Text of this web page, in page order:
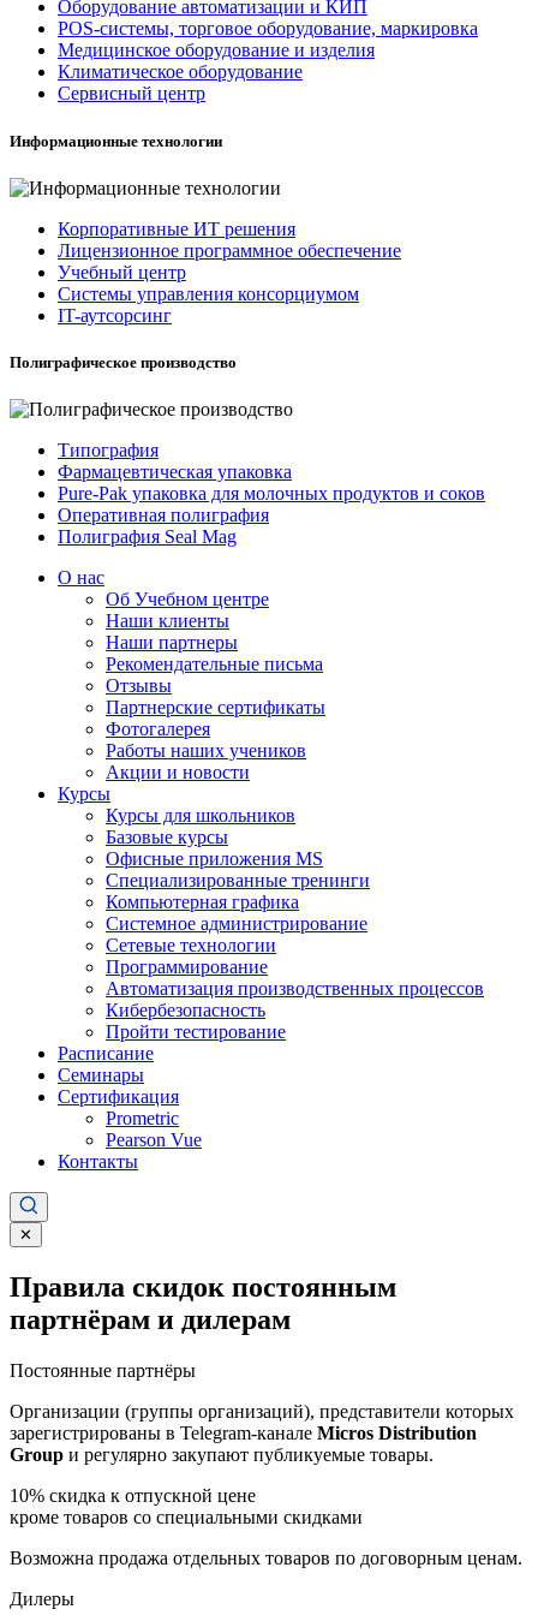
Оборудование автоматизации и КИП
POS-системы, торговое оборудование, маркировка
Медицинское оборудование и изделия
Климатическое оборудование
Сервисный центр
Информационные технологии
Корпоративные ИТ решения
Лицензионное программное обеспечение
Учебный центр
Системы управления консорциумом
IT-аутсорсинг
Полиграфическое производство
Типография
Фармацевтическая упаковка
Pure-Pak упаковка для молочных продуктов и соков
Оперативная полиграфия
Полиграфия Seal Mag
О нас
Об Учебном центре
Наши клиенты
Наши партнеры
Рекомендательные письма
Отзывы
Партнерские сертификаты
Фотогалерея
Работы наших учеников
Акции и новости
Курсы
Курсы для школьников
Базовые курсы
Офисные приложения MS
Специализированные тренинги
Компьютерная графика
Системное администрирование
Сетевые технологии
Программирование
Автоматизация производственных процессов
Кибербезопасность
Пройти тестирование
Расписание
Семинары
Сертификация
Prometric
Pearson Vue
Контакты
✕
Правила скидок постоянным
партнёрам и дилерам
Постоянные партнёры
Организации (группы организаций), представители которых
зарегистрированы в Telegram-канале Micros Distribution
Group и регулярно закупают публикуемые товары.
10% скидка к отпускной цене
кроме товаров со специальными скидками
Возможна продажа отдельных товаров по договорным ценам.
Дилеры